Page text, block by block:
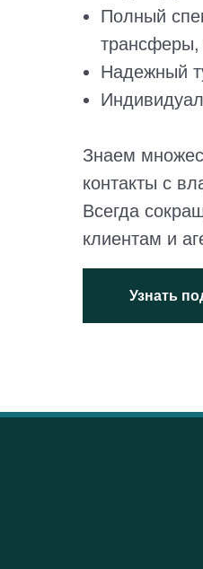
Полный
трансферы,
Надежный
Знаем
контакты с
Всегда
клиентам и
Узнать